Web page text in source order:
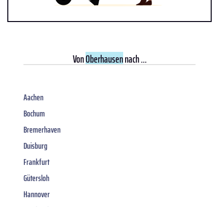
VonOberhausennach ...
Aachen
Bochum
Bremerhaven
Duisburg
Frankfurt
Gütersloh
Hannover